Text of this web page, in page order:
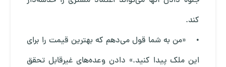
کند.
• «من به شما قول می‌دهم که بهترین قیمت را برای
این ملک پیدا کنید.» دادن وعده‌های غیرقابل تحقق